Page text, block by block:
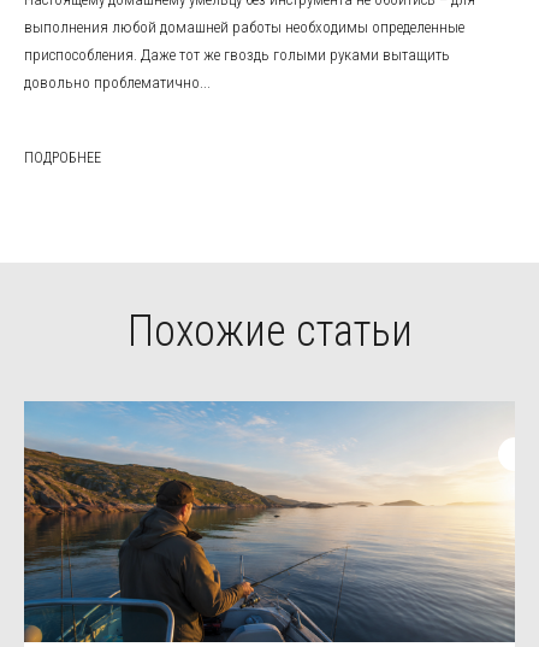
выполнения любой домашней работы необходимы определенные
приспособления. Даже тот же гвоздь голыми руками вытащить
довольно проблематично...
ПОДРОБНЕЕ
Похожие статьи